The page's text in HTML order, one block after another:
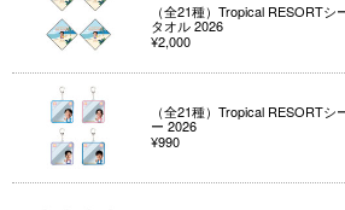
（全21種）Tropical RESORT
タオル 2026
¥2,000
（全21種）Tropical RESORT
ー 2026
¥990